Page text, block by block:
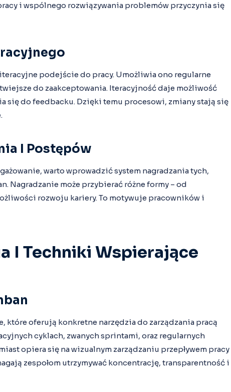
i wspólnego rozwiązywania problemów przyczynia się
podejście do pracy. Umożliwia ono regularne
do zaakceptowania. Iteracyjność daje możliwość
się do feedbacku. Dzięki temu procesowi, zmiany stają się
I Postępów
warto wprowadzić system nagradzania tych,
Nagradzanie może przybierać różne formy – od
rozwoju kariery. To motywuje pracowników i
I Techniki Wspierające
które oferują konkretne narzędzia do zarządzania pracą
cyklach, zwanych sprintami, oraz regularnych
opiera się na wizualnym zarządzaniu przepływem pracy
zespołom utrzymywać koncentrację, transparentność i